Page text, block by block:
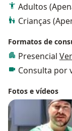
Adultos
Crianças
Formatos de
Presencial
Consulta por
Fotos e vídeos